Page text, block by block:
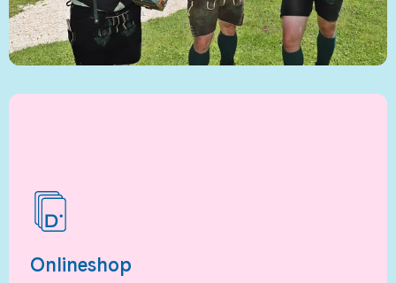
Onlineshop